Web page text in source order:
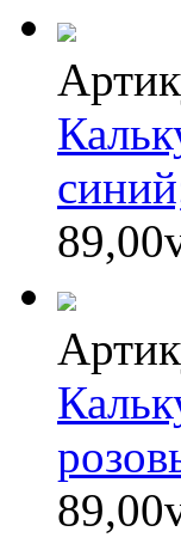
89,00
89,00